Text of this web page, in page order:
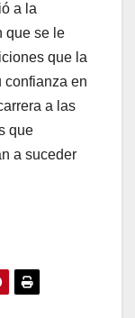
a la
que se le
que la
confianza en
a las
que
a suceder